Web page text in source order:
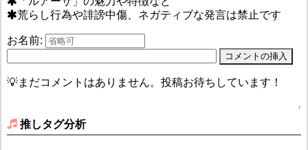
荒らし行為や誹謗中傷、ネガティブな発言は禁止です
お名前:
💡まだコメントはありません。投稿お待ちしています！
↑
推しタグ分析